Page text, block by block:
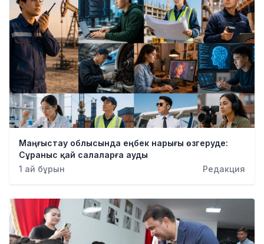
Маңғыстау облысында еңбек нарығы өзгеруде:
Сұраныс қай салаларға ауды
1 ай бұрын
Редакция